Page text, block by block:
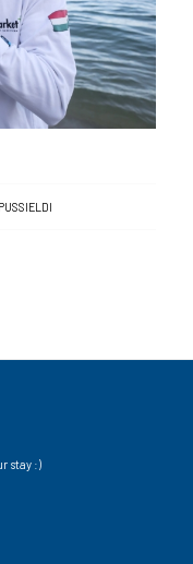
stay :)